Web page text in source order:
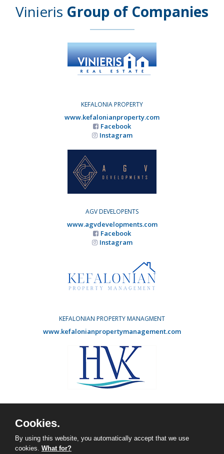
Vinieris Group of Companies
KEFALONIA PROPERTY
www.kefalonianproperty.com
Facebook
Instagram
AGV DEVELOPENTS
www.agvdevelopments.com
Facebook
Instagram
KEFALONIAN PROPERTY MANAGMENT
www.kefalonianpropertymanagement.com
Instagram
Cookies.
By using this website, you automatically accept that we use
cookies. What for?